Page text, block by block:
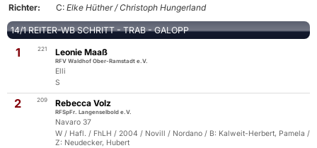
Richter:
C: Elke Hüther / Christoph Hungerland
14/1 REITER-WB SCHRITT - TRAB - GALOPP
1 221 Leonie Maaß
RFV Waldhof Ober-Ramstadt e.V.
Elli
S
2 209 Rebecca Volz
RFSpFr. Langenselbold e.V.
Navaro 37
W / Hafl. / FhLH / 2004 / Novill / Nordano / B: Kalweit-Herbert, Pamela /
Z: Neudecker, Hubert